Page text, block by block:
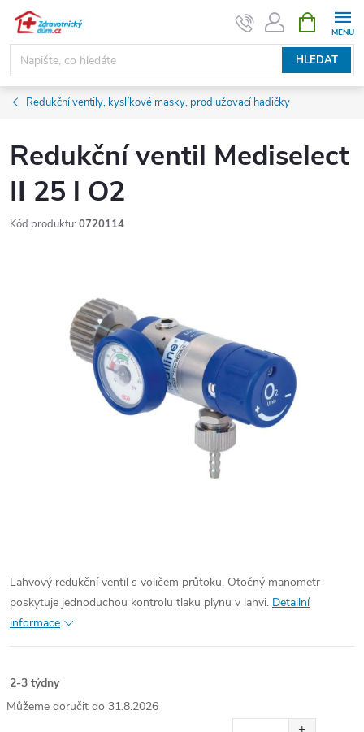
Přejít
obsah
HLEDAT
NÁKUPNÍ
KOŠÍK
Redukční ventily, kyslíkové masky, prodlužovací hadičky
Redukční ventil Mediselect
II 25 l O2
Kód produktu: 0720114
Lahvový redukční ventil s voličem průtoku. Otočný manometr
poskytuje jednoduchou kontrolu tlaku plynu v lahvi. Detailní
informace
2-3 týdny
31.8.2026